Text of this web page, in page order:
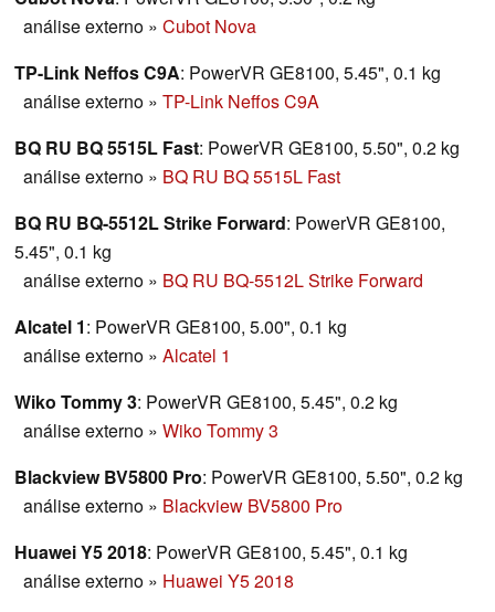
análise externo » Cubot Nova
TP-Link Neffos C9A: PowerVR GE8100, 5.45", 0.1 kg
análise externo » TP-Link Neffos C9A
BQ RU BQ 5515L Fast: PowerVR GE8100, 5.50", 0.2 kg
análise externo » BQ RU BQ 5515L Fast
BQ RU BQ-5512L Strike Forward: PowerVR GE8100,
5.45", 0.1 kg
análise externo » BQ RU BQ-5512L Strike Forward
Alcatel 1: PowerVR GE8100, 5.00", 0.1 kg
análise externo » Alcatel 1
Wiko Tommy 3: PowerVR GE8100, 5.45", 0.2 kg
análise externo » Wiko Tommy 3
Blackview BV5800 Pro: PowerVR GE8100, 5.50", 0.2 kg
análise externo » Blackview BV5800 Pro
Huawei Y5 2018: PowerVR GE8100, 5.45", 0.1 kg
análise externo » Huawei Y5 2018